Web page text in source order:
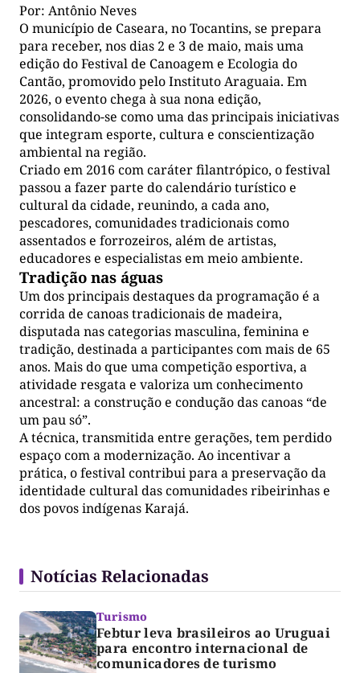
Por: Antônio Neves
O município de Caseara, no Tocantins, se prepara
para receber, nos dias 2 e 3 de maio, mais uma
edição do Festival de Canoagem e Ecologia do
Cantão, promovido pelo Instituto Araguaia. Em
2026, o evento chega à sua nona edição,
consolidando-se como uma das principais iniciativas
que integram esporte, cultura e conscientização
ambiental na região.
Criado em 2016 com caráter filantrópico, o festival
passou a fazer parte do calendário turístico e
cultural da cidade, reunindo, a cada ano,
pescadores, comunidades tradicionais como
assentados e forrozeiros, além de artistas,
educadores e especialistas em meio ambiente.
Tradição nas águas
Um dos principais destaques da programação é a
corrida de canoas tradicionais de madeira,
disputada nas categorias masculina, feminina e
tradição, destinada a participantes com mais de 65
anos. Mais do que uma competição esportiva, a
atividade resgata e valoriza um conhecimento
ancestral: a construção e condução das canoas “de
um pau só”.
A técnica, transmitida entre gerações, tem perdido
espaço com a modernização. Ao incentivar a
prática, o festival contribui para a preservação da
identidade cultural das comunidades ribeirinhas e
dos povos indígenas Karajá.
Notícias Relacionadas
Turismo
Febtur leva brasileiros ao Uruguai
para encontro internacional de
comunicadores de turismo